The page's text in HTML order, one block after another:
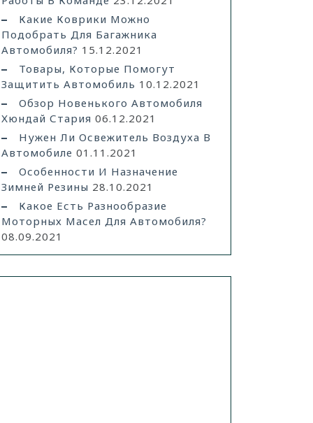
Какие Коврики Можно
Подобрать Для Багажника
Автомобиля? 15.12.2021
Товары, Которые Помогут
Защитить Автомобиль 10.12.2021
Обзор Новенького Автомобиля
Хюндай Стария 06.12.2021
Нужен Ли Освежитель Воздуха В
Автомобиле 01.11.2021
Особенности И Назначение
Зимней Резины 28.10.2021
Какое Есть Разнообразие
Моторных Масел Для Автомобиля?
08.09.2021